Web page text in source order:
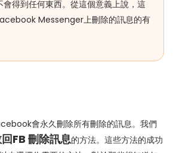
會得到任何東西。從這個意義上說，這
Messenger上刪除的訊息的有
會永久刪除所有刪除的訊息。我們
FB 刪除訊息的方法。這些方法的成功